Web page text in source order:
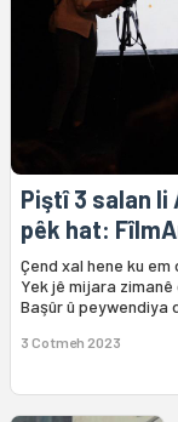
Piştî 3 salan
pêk hat:
Çend xal hene ku
Yek jê mijara
Başûr û peywendiya
3 Cotmeh 2023